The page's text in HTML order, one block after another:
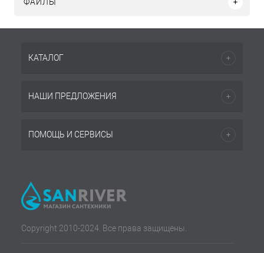
ФАЙЛЫ
КАТАЛОГ
НАШИ ПРЕДЛОЖЕНИЯ
ПОМОЩЬ И СЕРВИСЫ
Copyright 2010-2024. Все права защищены.